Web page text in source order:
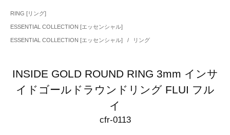
RING [リング]
ESSENTIAL COLLECTION [エッセンシャル]
ESSENTIAL COLLECTION [エッセンシャル] / リング
INSIDE GOLD ROUND RING 3mm インサ
イドゴールドラウンドリング FLUI フル
イ
cfr-0113